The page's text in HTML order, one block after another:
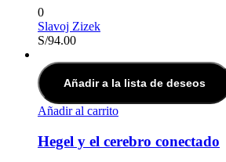
0
Slavoj Zizek
S/94.00
Añadir a la lista de deseos
Añadir al carrito
Hegel y el cerebro conectado